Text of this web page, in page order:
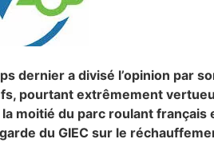
dernier a divisé l’opinion par
pourtant extrêmement
moitié du parc roulant
du GIEC sur le